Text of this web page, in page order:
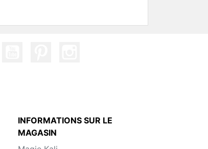
INFORMATIONS SUR LE
MAGASIN